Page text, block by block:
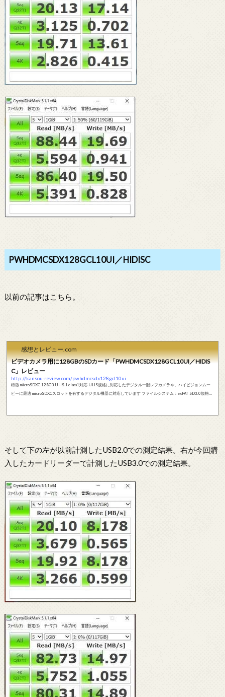
PWHDMCSDX128GCL10UI／HIDISC
以前の記事はこちら。
感想とレビュー.com
ビデオカメラ用に128GBのSDカード「PWHDMCSDX128GCL10UI／HIDIS
C」レビュー
http://kansou-review.com/pwhdmcsdx128gcl10ui
特徴 microSDXC 128GB UHS-I class1対応 UHS規格に対応したデジタル一眼レフカメラや、ハイビジョンムー
ビーに最適 microSDXCスロットを有するデジタル機器に対応しています ファイルシステム：exFAT SD3.0規格に
そして下の左が以前計測したUSB2.0での測定結果。右が今回購
入したカードリーダーで計測したUSB3.0での測定結果。